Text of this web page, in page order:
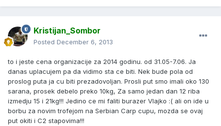
Kristijan_Sombor
Posted December 6, 2013
to i jeste cena organizacije za 2014 godinu. od 31.05-7.06. Ja
danas uplacujem pa da vidimo sta ce biti. Nek bude pola od
proslog puta ja cu biti prezadovoljan. Prosli put smo imali oko 130
sarana, prosek debelo preko 10kg, Za samo jedan dan 12 riba
izmedju 15 i 21kg!!! Jedino ce mi faliti burazer Vlajko :( ali on ide u
borbu za novim trofejom na Serbian Carp cupu, mozda se ovaj
put okiti i C2 stapovima!!!